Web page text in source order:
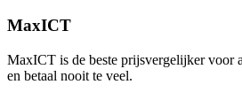
MaxICT
MaxICT is de beste prijsvergelijker voor
en betaal nooit te veel.